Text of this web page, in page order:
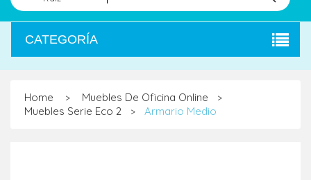
CATEGORÍA
Home > Muebles De Oficina Online >
Muebles Serie Eco 2 > Armario Medio